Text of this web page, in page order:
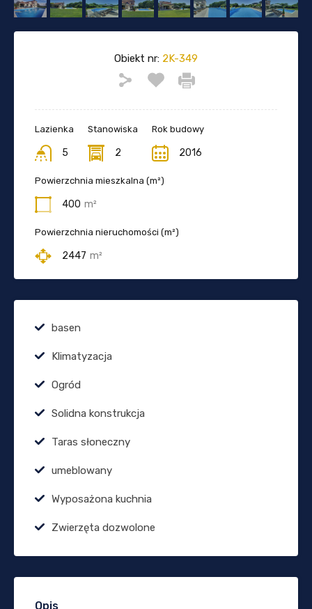
Obiekt nr: 2K-349
Lazienka
5
Stanowiska
2
Rok budowy
2016
Powierzchnia mieszkalna (m²)
400 m²
Powierzchnia nieruchomości (m²)
2447 m²
basen
Klimatyzacja
Ogród
Solidna konstrukcja
Taras słoneczny
umeblowany
Wyposażona kuchnia
Zwierzęta dozwolone
Opis